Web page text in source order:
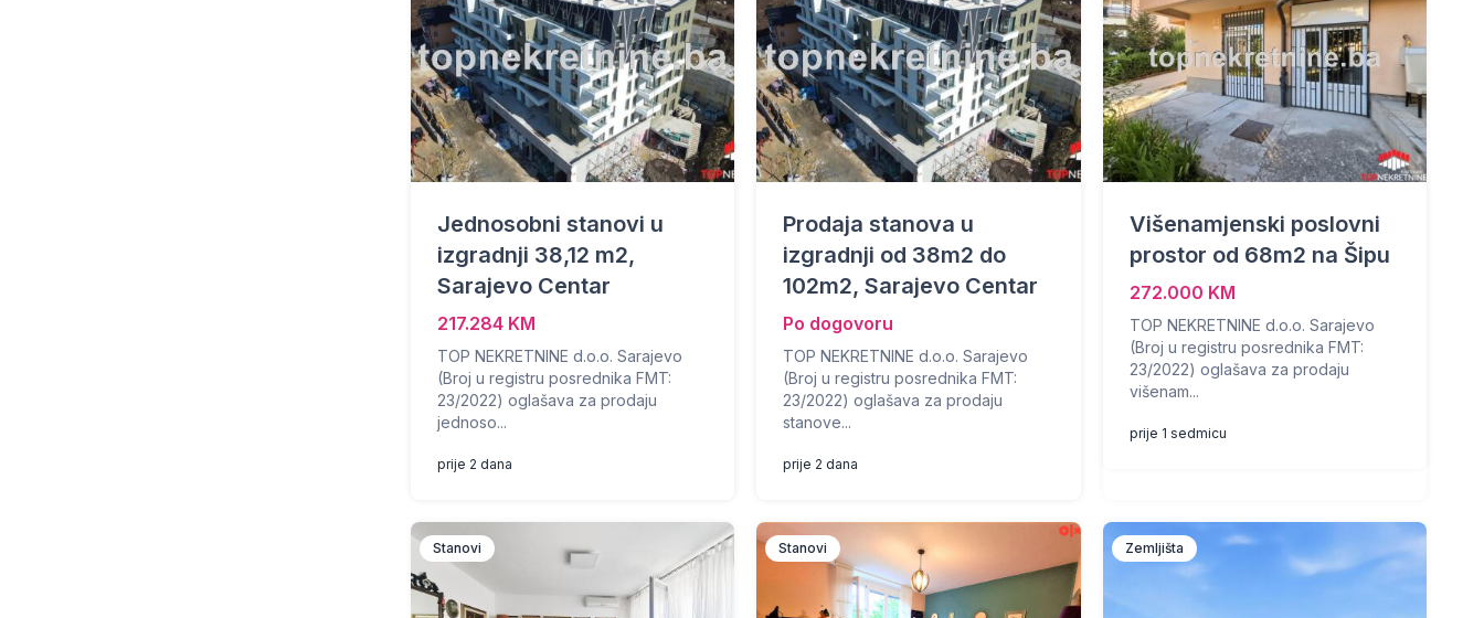
Jednosobni stanovi u
izgradnji 38,12 m2,
Sarajevo Centar
217.284 KM
TOP NEKRETNINE d.o.o. Sarajevo
(Broj u registru posrednika FMT:
23/2022) oglašava za prodaju
jednoso...
prije 2 dana
Prodaja stanova u
izgradnji od 38m2 do
102m2, Sarajevo Centar
Po dogovoru
TOP NEKRETNINE d.o.o. Sarajevo
(Broj u registru posrednika FMT:
23/2022) oglašava za prodaju
stanove...
prije 2 dana
Višenamjenski poslovni
prostor od 68m2 na Šipu
272.000 KM
TOP NEKRETNINE d.o.o. Sarajevo
(Broj u registru posrednika FMT:
23/2022) oglašava za prodaju
višenam...
prije 1 sedmicu
Stanovi Stanovi Zemljišta